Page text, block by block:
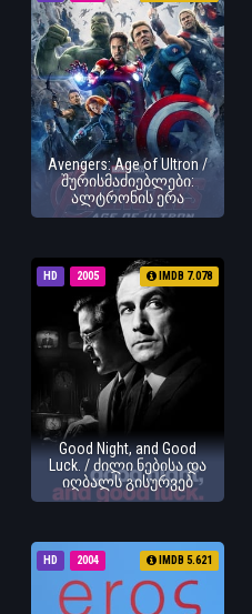
Avengers: Age of Ultron /
შურისმაძიებლები:
ალტრონის ერა
HD 2005 IMDB 7.078
Good Night, and Good
Luck. / ძილი ნებისა და
იღბალს გისურვებ
HD 2004 IMDB 5.621